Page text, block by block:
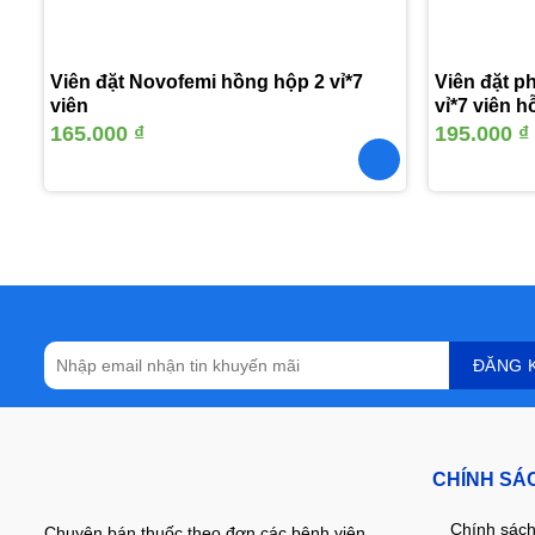
Viên đặt Novofemi hồng hộp 2 vỉ*7
viên
165.000 ₫
Viên đặt
vỉ*7 viên
ngăn ngừa
195.000 ₫
CHÍNH
Chính